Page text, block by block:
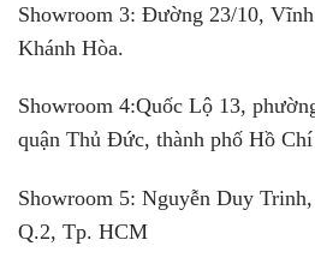
Showroom 3: Đường 23/10,
Khánh Hòa.
Showroom 4:Quốc Lộ 13,
quận Thủ Đức, thành phố Hồ
Showroom 5: Nguyễn Duy
Q.2, Tp. HCM